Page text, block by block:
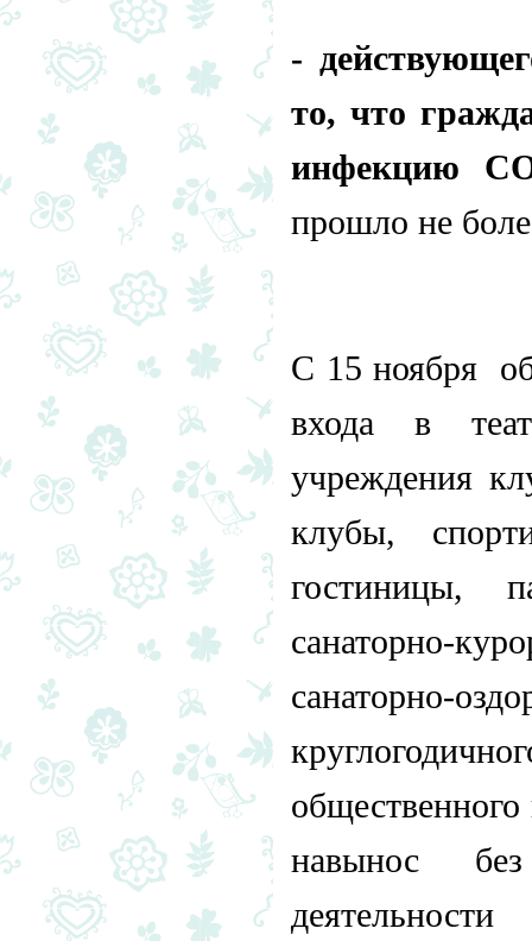
-
то, что
инфекцию
прошло не
С 15 ноября
входа в
учреждения
клубы,
гостиницы,
санаторно-
санаторно-
навынос